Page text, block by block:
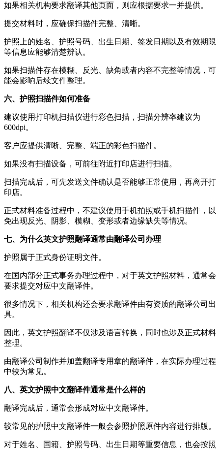
如果相关机构要求翻译其他页面，则应根据要求一并提供。
提交材料时，应确保扫描件完整、清晰。
护照上的姓名、护照号码、出生日期、签发日期以及有效期限
等信息应能够清楚辨认。
如果扫描件存在模糊、反光、缺角或者内容不完整等情况，可
能会影响后续文件整理。
六、护照扫描件如何准备
建议使用打印机扫描仪进行彩色扫描，扫描分辨率建议为
600dpi。
客户应提供清晰、完整、端正的彩色扫描件。
如果没有扫描设备，可前往附近打印店进行扫描。
扫描完成后，可先发送文件确认是否能够正常使用，再离开打
印店。
正式材料准备过程中，不建议使用手机拍照或手机扫描件，以
免出现反光、阴影、模糊、变形或者边缘缺失等情况。
七、为什么英文护照翻译通常由翻译公司办理
护照属于正式身份证明文件。
在国内部分正式事务办理过程中，对于英文护照材料，通常会
要求提交对应中文翻译件。
很多情况下，相关机构还会要求翻译件由有资质的翻译公司出
具。
因此，英文护照翻译不仅涉及语言转换，同时也涉及正式材料
整理。
由翻译公司制作并加盖翻译专用章的翻译件，在实际办理过程
中较为常见。
八、英文护照中文翻译件通常是什么样的
翻译完成后，通常会形成对应中文翻译件。
较常见的护照中文翻译件一般会参照护照原件内容进行排版。
对于姓名、国籍、护照号码、出生日期等重要信息，也会按照